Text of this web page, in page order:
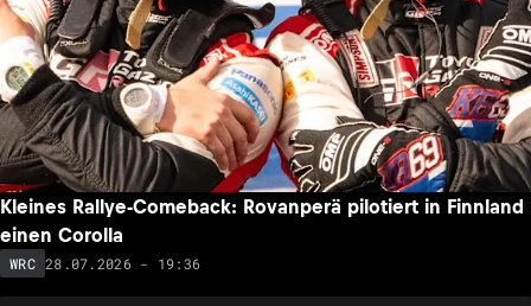
Kleines Rallye-Comeback: Rovanperä pilotiert in Finnland
einen Corolla
WRC 28.07.2026 - 19:36